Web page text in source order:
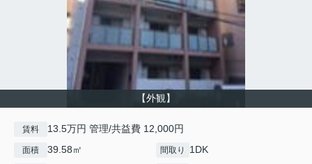
【外観】
賃料 13.5万円 管理/共益費 12,000円
面積 39.58㎡ 間取り 1DK